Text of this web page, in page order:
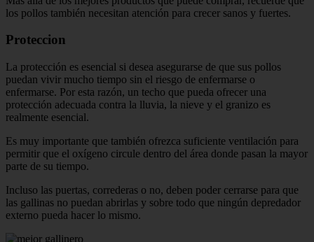
los pollos también necesitan atención para crecer sanos y fuertes.
Proteccion
La protección es esencial si desea asegurarse de que sus pollos
puedan vivir mucho tiempo sin el riesgo de enfermarse o
enfermarse. Por esta razón, un techo que pueda ofrecer una
protección adecuada contra la lluvia, la nieve y el granizo es
realmente esencial.
Es muy importante que también ofrezca suficiente ventilación para
permitir que el oxígeno circule dentro del área donde pasan la mayor
parte de su tiempo.
Incluso las puertas, correderas o no, deben poder cerrarse para que
las gallinas no puedan abrirlas y sobre todo que ningún depredador
externo pueda hacer lo mismo.